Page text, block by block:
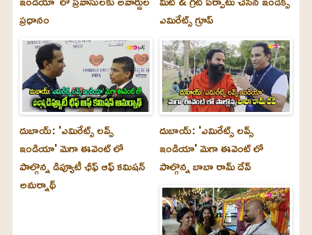
ప్రధానం
ఎమిరేట్స్ గ్రూప్
దుబాయ్‌: 'ఎమిరేట్స్ లవ్స్
ఇండియా' మెగా ఈవెంట్ లో
పాల్గొన్న డిప్యూటీ ఛీఫ్ ఆఫ్ కమిషన్
అమర్నాథ్
దుబాయ్‌: 'ఎమిరేట్స్ లవ్స్
ఇండియా' మెగా ఈవెంట్ లో
పాల్గొన్న బాబా రామ్ దేవ్